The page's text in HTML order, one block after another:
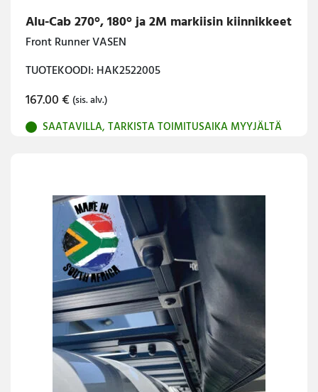
Alu-Cab 270°, 180° ja 2M markiisin kiinnikkeet
Front Runner VASEN
TUOTEKOODI: HAK2522005
167.00€ (sis. alv.)
SAATAVILLA, TARKISTA TOIMITUSAIKA MYYJÄLTÄ